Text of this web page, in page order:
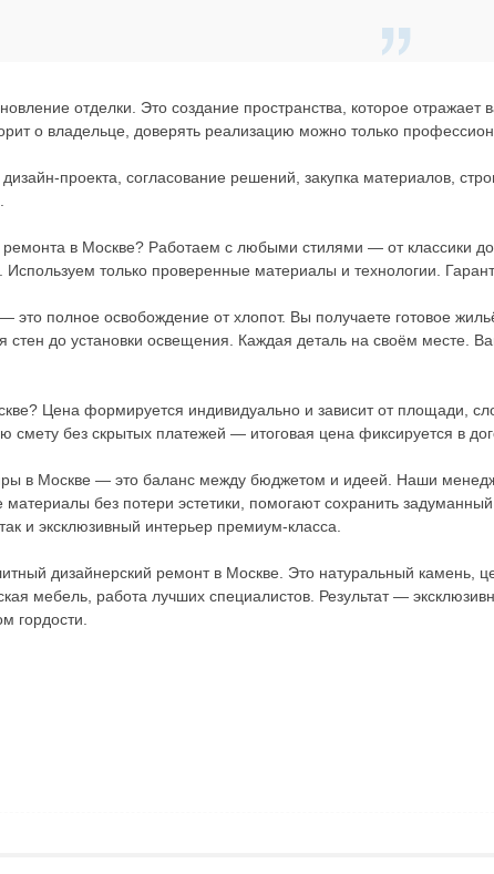
отделки. Это создание пространства, которое отражает
о владельце, доверять реализацию можно только
проекта, согласование решений, закупка материалов,
в Москве? Работаем с любыми стилями — от классики
только проверенные материалы и технологии.
полное освобождение от хлопот. Вы получаете готовое
стен до установки освещения. Каждая деталь на своём месте.
Цена формируется индивидуально и зависит от площади,
без скрытых платежей — итоговая цена фиксируется в
в Москве — это баланс между бюджетом и идеей. Наши
без потери эстетики, помогают сохранить
и эксклюзивный интерьер премиум-класса.
дизайнерский ремонт в Москве. Это натуральный камень,
мебель, работа лучших специалистов. Результат —
гордости.